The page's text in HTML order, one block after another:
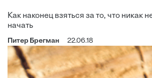
Как наконец взяться за то, что никак
начать
Питер Брегман 22.06.18